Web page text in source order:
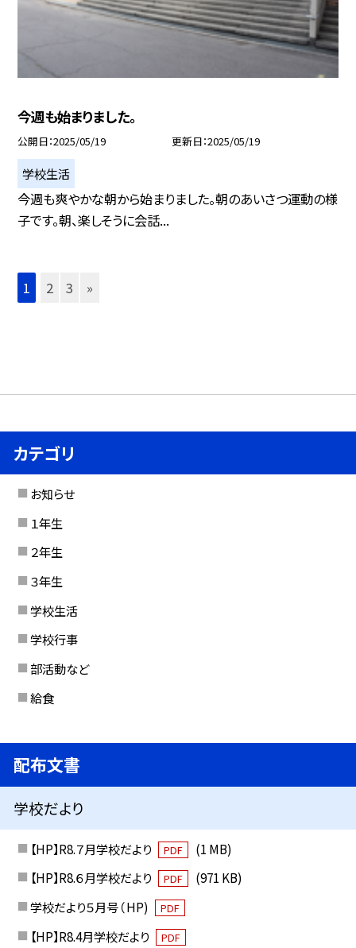
今週も始まりました。
公開日 2025/05/19 更新日 2025/05/19
学校生活
今週も爽やかな朝から始まりました。朝のあいさつ運動の様
子です。朝、楽しそうに会話...
1 2 3 »
カテゴリ
お知らせ
１年生
２年生
３年生
学校生活
学校行事
部活動など
給食
配布文書
学校だより
【HP】R8.７月学校だより PDF
(1 MB)
【HP】R8.６月学校だより
PDF
(971 KB)
学校だより５月号（ HP)
PDF
【HP】R8.4月学校だより PDF